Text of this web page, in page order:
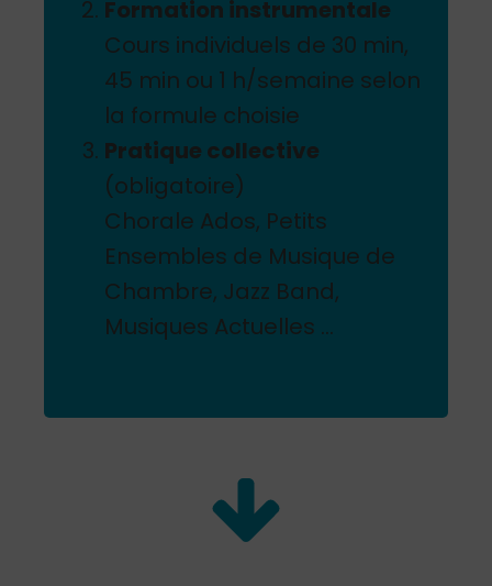
Formation instrumentale
Cours individuels de 30 min,
45 min ou 1 h/semaine selon
la formule choisie
Pratique collective
(obligatoire)
Chorale Ados, Petits
Ensembles de Musique de
Chambre, Jazz Band,
Musiques Actuelles …